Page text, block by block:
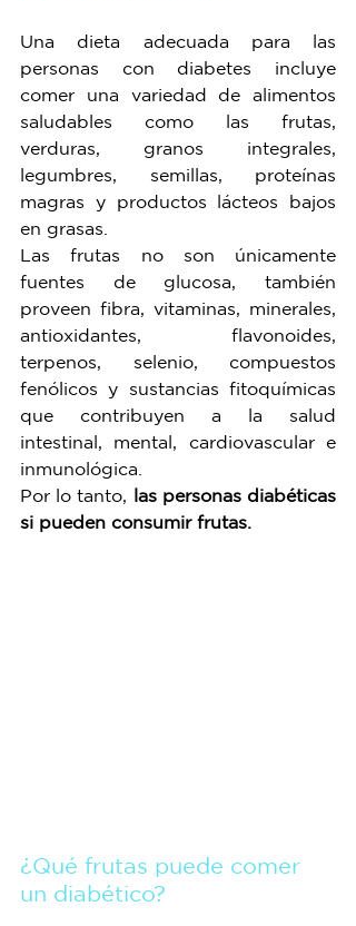
Una dieta adecuada para las
personas con diabetes incluye
comer una variedad de alimentos
saludables como las frutas,
verduras, granos integrales,
legumbres, semillas, proteínas
magras y productos lácteos bajos
en grasas.
Las frutas no son únicamente
fuentes de glucosa, también
proveen fibra, vitaminas, minerales,
antioxidantes, flavonoides,
terpenos, selenio, compuestos
fenólicos y sustancias fitoquímicas
que contribuyen a la salud
intestinal, mental, cardiovascular e
inmunológica.
Por lo tanto, las personas diabéticas
si pueden consumir frutas.
¿Qué frutas puede comer
un diabético?